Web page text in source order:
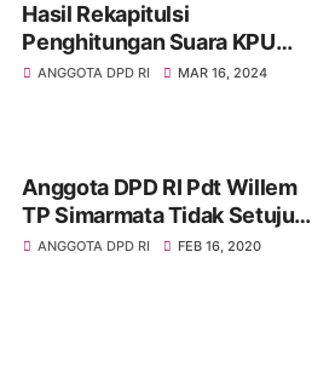
Hasil Rekapitulsi
Penghitungan Suara KPU
Provinsi Sumatera Utara 4
ANGGOTA DPD RI MAR 16, 2024
Anggota DPD RI Pdt Willem
TP Simarmata Tidak Setuju
Pembangunan Terowongan
ANGGOTA DPD RI FEB 16, 2020